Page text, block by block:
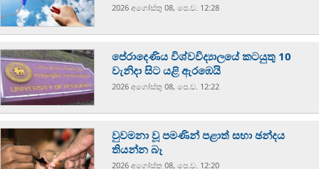
2026 අගෝස්‍තු 08, පෙ.ව. 12:28
පේරාදෙණිය විශ්වවිද්‍යාලයේ කටයුතු 10
වැනිදා සිට යළි ඇරඹෙයි
2026 අගෝස්‍තු 08, පෙ.ව. 12:22
වුවමනා වූ පමණින් පළාත් සභා ඡන්දය
තියන්න බෑ
2026 අගෝස්‍තු 08, පෙ.ව. 12:20